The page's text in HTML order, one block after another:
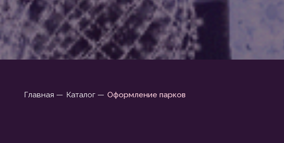
Оформление парков
Каталог —
Главная —